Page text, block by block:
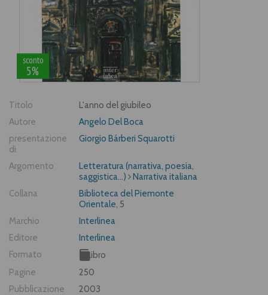
sconto
5%
Titolo
L'anno del giubileo
Autore
Angelo Del Boca
presentazione
di
Giorgio Bárberi Squarotti
Argomento
Letteratura (narrativa, poesia,
saggistica...)
Narrativa italiana
Collana
Biblioteca del Piemonte
Orientale, 5
Marchio
Interlinea
Editore
Interlinea
Formato
Libro
Pagine
250
Pubblicazione
2003